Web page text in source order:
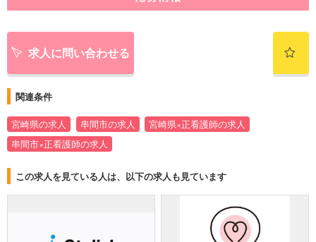
求人に問い合わせる
関連条件
宮崎県の求人 串間市の求人
宮崎県×正看護師の求人
串間市×正看護師の求人
この求人を見ている人は、以下の求人も見ています